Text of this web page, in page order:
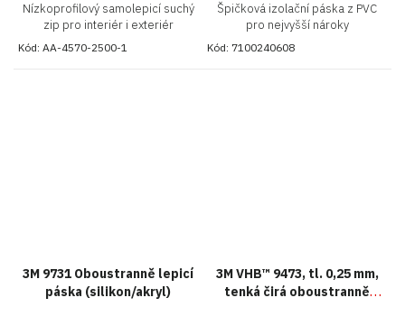
Nízkoprofilový samolepicí suchý
zip pro interiér i exteriér
Kód: AA-4570-2500-1
Špičková izolační páska z PVC
pro nejvyšší nároky
Kód: 7100240608
3M 9731 Oboustranně lepicí
páska (silikon/akryl)
3M VHB™ 9473, tl. 0,25 mm,
tenká čirá oboustranně